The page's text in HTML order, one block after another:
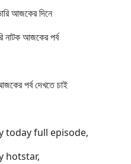
আজকের দিনে
নাটক আজকের পর্ব
পর্ব দেখতে চাই
today full episode,
hotstar,